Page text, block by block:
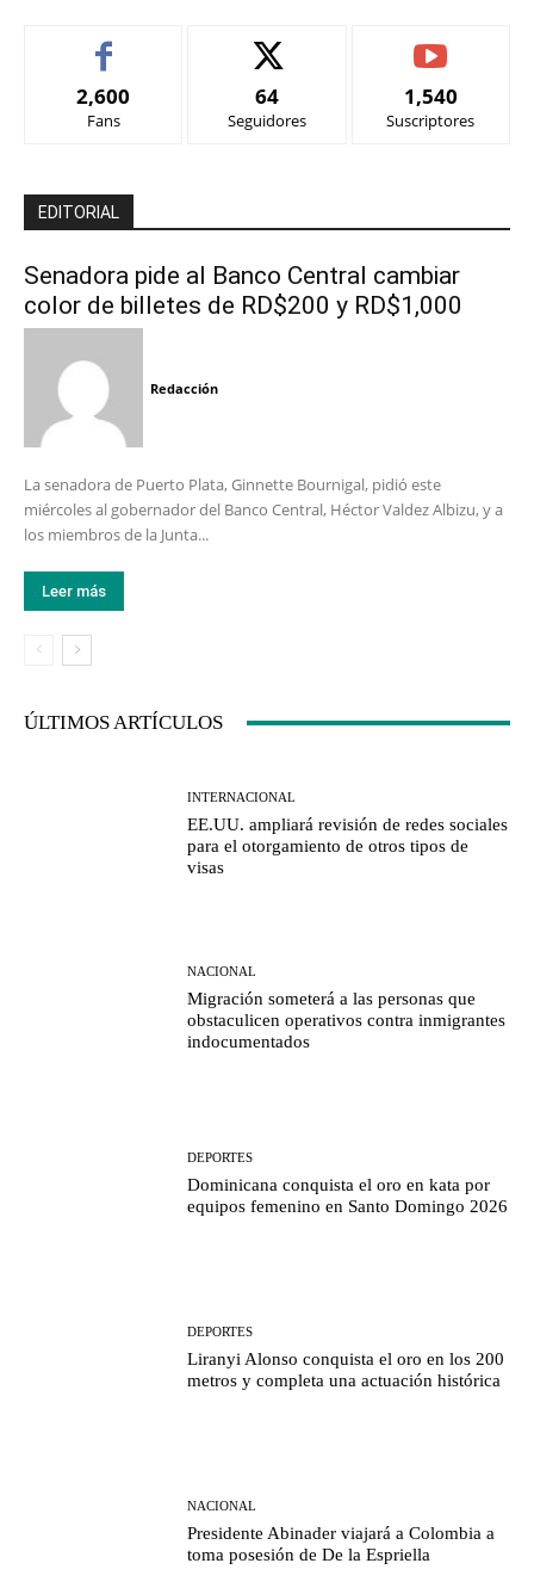
2,600
Fans
64
Seguidores
1,540
Suscriptores
EDITORIAL
Senadora pide al Banco Central cambiar
color de billetes de RD$200 y RD$1,000
Redacción
La senadora de Puerto Plata, Ginnette Bournigal, pidió este
miércoles al gobernador del Banco Central, Héctor Valdez Albizu, y a
los miembros de la Junta...
Leer más
ÚLTIMOS ARTÍCULOS
INTERNACIONAL
EE.UU. ampliará revisión de redes sociales
para el otorgamiento de otros tipos de
visas
NACIONAL
Migración someterá a las personas que
obstaculicen operativos contra inmigrantes
indocumentados
DEPORTES
Dominicana conquista el oro en kata por
equipos femenino en Santo Domingo 2026
DEPORTES
Liranyi Alonso conquista el oro en los 200
metros y completa una actuación histórica
NACIONAL
Presidente Abinader viajará a Colombia a
toma posesión de De la Espriella